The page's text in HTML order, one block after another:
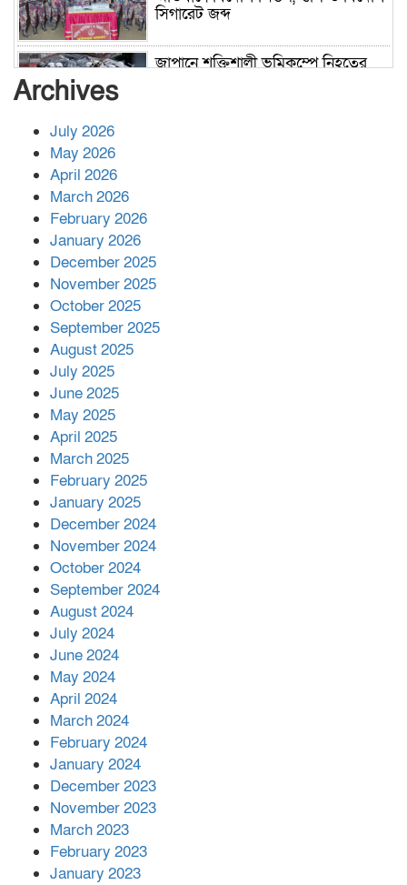
সিগারেট জব্দ
জাপানে শক্তিশালী ভূমিকম্পে নিহতের
পর ফোন তারেক রহমানের,গ্যাস সঙ্কট
সহায়তা দিলেন সাচিং প্রু জেরী
Archives
July 2026
May 2026
April 2026
March 2026
February 2026
January 2026
December 2025
November 2025
October 2025
September 2025
August 2025
July 2025
June 2025
May 2025
April 2025
March 2025
February 2025
January 2025
December 2024
November 2024
October 2024
September 2024
August 2024
July 2024
June 2024
May 2024
April 2024
March 2024
February 2024
January 2024
December 2023
November 2023
March 2023
February 2023
January 2023